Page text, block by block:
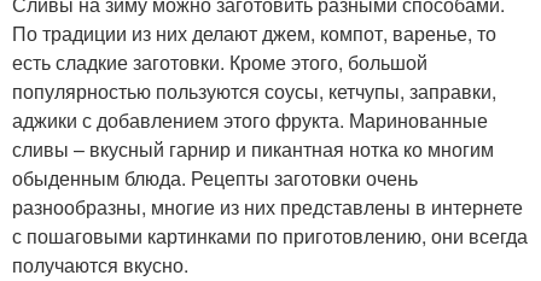
По традиции из них делают джем, компот, варенье, то
есть сладкие заготовки. Кроме этого, большой
популярностью пользуются соусы, кетчупы, заправки,
аджики с добавлением этого фрукта. Маринованные
сливы – вкусный гарнир и пикантная нотка ко многим
обыденным блюда. Рецепты заготовки очень
разнообразны, многие из них представлены в интернете
с пошаговыми картинками по приготовлению, они всегда
получаются вкусно.